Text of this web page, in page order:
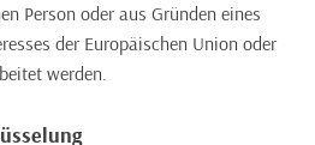
Person oder aus Gründen eines
der Europäischen Union oder
werden.